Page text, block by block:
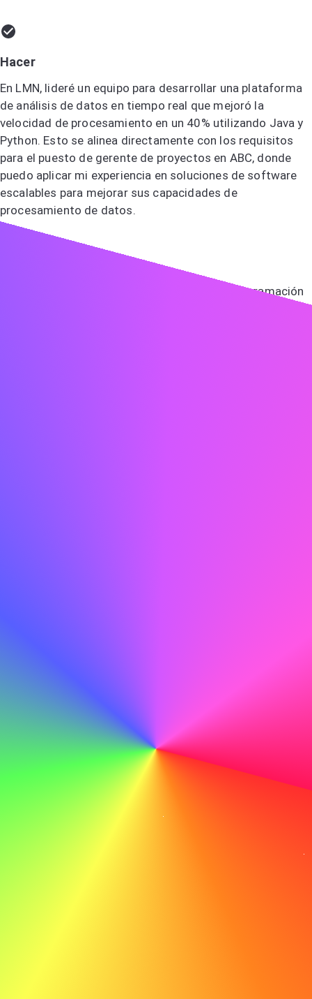
Hacer
En LMN, lideré un equipo para desarrollar una plataforma
de análisis de datos en tiempo real que mejoró la
velocidad de procesamiento en un 40% utilizando Java y
Python. Esto se alinea directamente con los requisitos
para el puesto de gerente de proyectos en ABC, donde
puedo aplicar mi experiencia en soluciones de software
escalables para mejorar sus capacidades de
procesamiento de datos.
Tengo experiencia con varios lenguajes de programación
Con mis habilidades técnicas y dedicación al aprendizaje,